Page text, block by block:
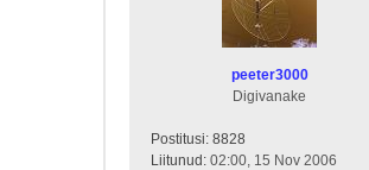
peeter3000
Digivanake
Postitusi: 8828
Liitunud: 02:00, 15 Nov 2006